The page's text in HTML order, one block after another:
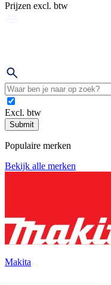
Prijzen excl. btw
Excl. btw
Submit
Populaire merken
Bekijk alle merken
Makita